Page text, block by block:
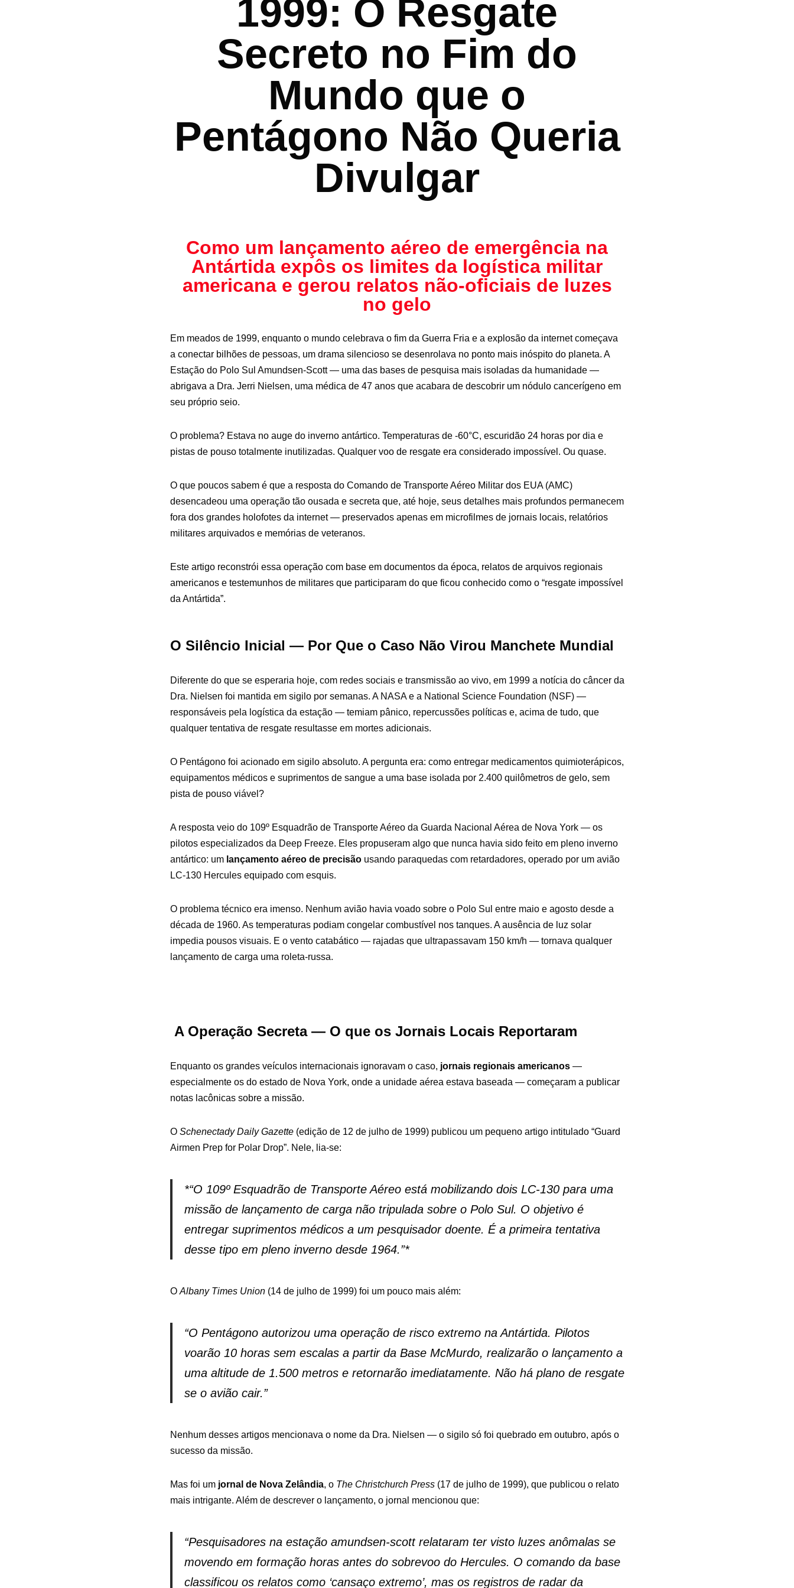
p
n
s
m h
at
n
k
1999: O Resgate
Secreto no Fim do
Mundo que o
Pentágono Não Queria
Divulgar
Como um lançamento aéreo de emergência na
Antártida expôs os limites da logística militar
americana e gerou relatos não-oficiais de luzes
no gelo
Em meados de 1999, enquanto o mundo celebrava o fim da Guerra Fria e a explosão da internet começava
a conectar bilhões de pessoas, um drama silencioso se desenrolava no ponto mais inóspito do planeta. A
Estação do Polo Sul Amundsen-Scott — uma das bases de pesquisa mais isoladas da humanidade —
abrigava a Dra. Jerri Nielsen, uma médica de 47 anos que acabara de descobrir um nódulo cancerígeno em
seu próprio seio.
O problema? Estava no auge do inverno antártico. Temperaturas de -60°C, escuridão 24 horas por dia e
pistas de pouso totalmente inutilizadas. Qualquer voo de resgate era considerado impossível. Ou quase.
O que poucos sabem é que a resposta do Comando de Transporte Aéreo Militar dos EUA (AMC)
desencadeou uma operação tão ousada e secreta que, até hoje, seus detalhes mais profundos permanecem
fora dos grandes holofotes da internet — preservados apenas em microfilmes de jornais locais, relatórios
militares arquivados e memórias de veteranos.
Este artigo reconstrói essa operação com base em documentos da época, relatos de arquivos regionais
americanos e testemunhos de militares que participaram do que ficou conhecido como o “resgate impossível
da Antártida”.
O Silêncio Inicial — Por Que o Caso Não Virou Manchete Mundial
Diferente do que se esperaria hoje, com redes sociais e transmissão ao vivo, em 1999 a notícia do câncer da
Dra. Nielsen foi mantida em sigilo por semanas. A NASA e a National Science Foundation (NSF) —
responsáveis pela logística da estação — temiam pânico, repercussões políticas e, acima de tudo, que
qualquer tentativa de resgate resultasse em mortes adicionais.
O Pentágono foi acionado em sigilo absoluto. A pergunta era: como entregar medicamentos quimioterápicos,
equipamentos médicos e suprimentos de sangue a uma base isolada por 2.400 quilômetros de gelo, sem
pista de pouso viável?
A resposta veio do 109º Esquadrão de Transporte Aéreo da Guarda Nacional Aérea de Nova York — os
pilotos especializados da Deep Freeze. Eles propuseram algo que nunca havia sido feito em pleno inverno
antártico: um lançamento aéreo de precisãousando paraquedas com retardadores, operado por um avião
LC-130 Hercules equipado com esquis.
O problema técnico era imenso. Nenhum avião havia voado sobre o Polo Sul entre maio e agosto desde a
década de 1960. As temperaturas podiam congelar combustível nos tanques. A ausência de luz solar
impedia pousos visuais. E o vento catabático — rajadas que ultrapassavam 150 km/h — tornava qualquer
lançamento de carga uma roleta-russa.
A Operação Secreta — O que os Jornais Locais Reportaram
Enquanto os grandes veículos internacionais ignoravam o caso, jornais regionais americanos—
especialmente os do estado de Nova York, onde a unidade aérea estava baseada — começaram a publicar
notas lacônicas sobre a missão.
O Schenectady Daily Gazette(edição de 12 de julho de 1999) publicou um pequeno artigo intitulado “Guard
Airmen Prep for Polar Drop”. Nele, lia-se:
*“O 109º Esquadrão de Transporte Aéreo está mobilizando dois LC-130 para uma
missão de lançamento de carga não tripulada sobre o Polo Sul. O objetivo é
entregar suprimentos médicos a um pesquisador doente. É a primeira tentativa
desse tipo em pleno inverno desde 1964.”*
O Albany Times Union(14 de julho de 1999) foi um pouco mais além:
“O Pentágono autorizou uma operação de risco extremo na Antártida. Pilotos
voarão 10 horas sem escalas a partir da Base McMurdo, realizarão o lançamento a
uma altitude de 1.500 metros e retornarão imediatamente. Não há plano de resgate
se o avião cair.”
Nenhum desses artigos mencionava o nome da Dra. Nielsen — o sigilo só foi quebrado em outubro, após o
sucesso da missão.
Mas foi um jornal de Nova Zelândia, o The Christchurch Press(17 de julho de 1999), que publicou o relato
mais intrigante. Além de descrever o lançamento, o jornal mencionou que:
“Pesquisadores na estação amundsen-scott relataram ter visto luzes anômalas se
movendo em formação horas antes do sobrevoo do Hercules. O comando da base
classificou os relatos como ‘cansaço extremo’, mas os registros de radar da